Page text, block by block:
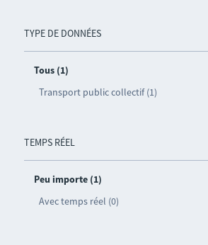
TYPE DE DONNÉES
Tous (1)
Transport public collectif (1)
TEMPS RÉEL
Peu importe (1)
Avec temps réel (0)